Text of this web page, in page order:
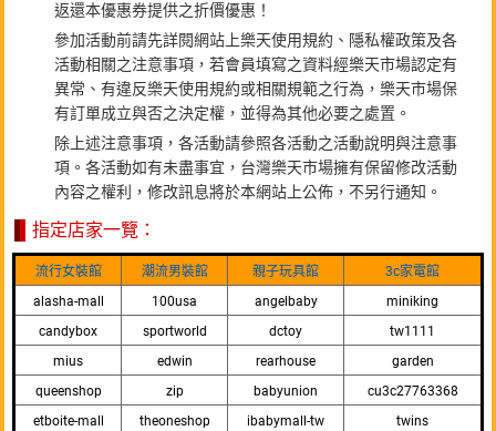
返還本優惠券提供之折價優惠！
參加活動前請先詳閱網站上樂天使用規約、隱私權政策及各
活動相關之注意事項，若會員填寫之資料經樂天市場認定有
異常、有違反樂天使用規約或相關規範之行為，樂天市場保
有訂單成立與否之決定權，並得為其他必要之處置。
除上述注意事項，各活動請參照各活動之活動說明與注意事
項。各活動如有未盡事宜，台灣樂天市場擁有保留修改活動
內容之權利，修改訊息將於本網站上公佈，不另行通知。
指定店家一覽：
流行女裝館 潮流男裝館 親子玩具館
3c家電館
alasha-mall
100usa angelbaby
miniking
candybox
sportworld dctoy
tw1111
mius
edwin rearhouse
garden
queenshop
zip babyunion
cu3c27763368
etboite-mall
theoneshop ibabymall-tw
twins